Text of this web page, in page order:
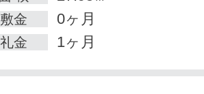
敷金 0ヶ月
礼金 1ヶ月